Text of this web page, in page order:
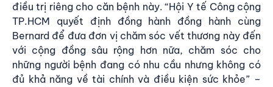
điều trị riêng cho căn bệnh này. “Hội Y tế Công cộng
TP.HCM quyết định đồng hành đồng hành cùng
Bernard để đưa đơn vị chăm sóc vết thương này đến
với cộng đồng sâu rộng hơn nữa, chăm sóc cho
những người bệnh đang có nhu cầu nhưng không có
đủ khả năng về tài chính và điều kiện sức khỏe” –